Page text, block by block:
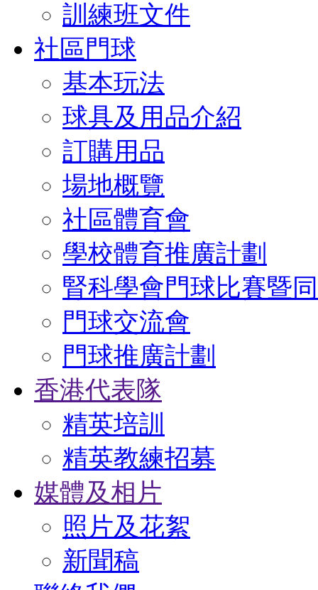
訓練班文件
社區門球
基本玩法
球具及用品介紹
訂購用品
場地概覽
社區體育會
學校體育推廣計劃
腎科學會門球比賽暨
門球交流會
門球推廣計劃
香港代表隊
精英培訓
精英教練招募
媒體及相片
照片及花絮
新聞稿